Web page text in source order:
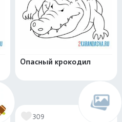
Опасный крокодил
309